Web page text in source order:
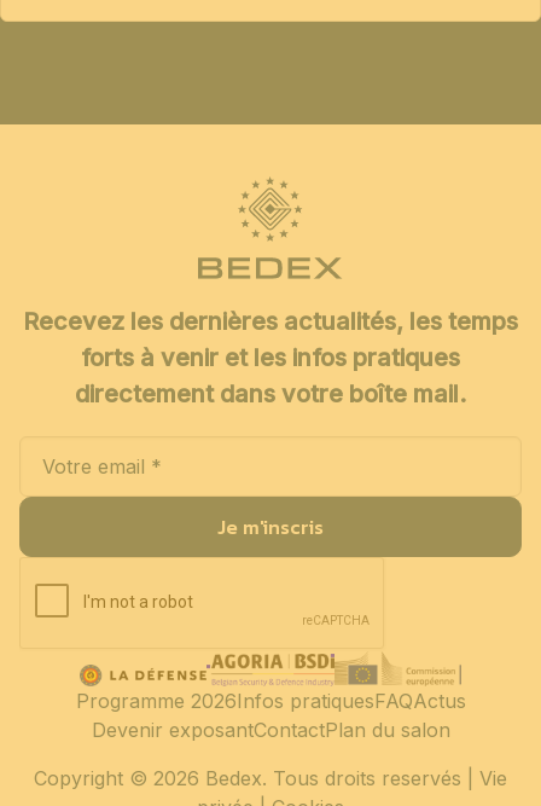
Recevez les dernières actualités, les temps
forts à venir et les infos pratiques
directement dans votre boîte mail.
Je m'inscris
Copyright © 2026 Bedex. Tous droits reservés | Vie
Programme 2026Infos pratiquesFAQActus
Devenir exposantContactPlan du salon